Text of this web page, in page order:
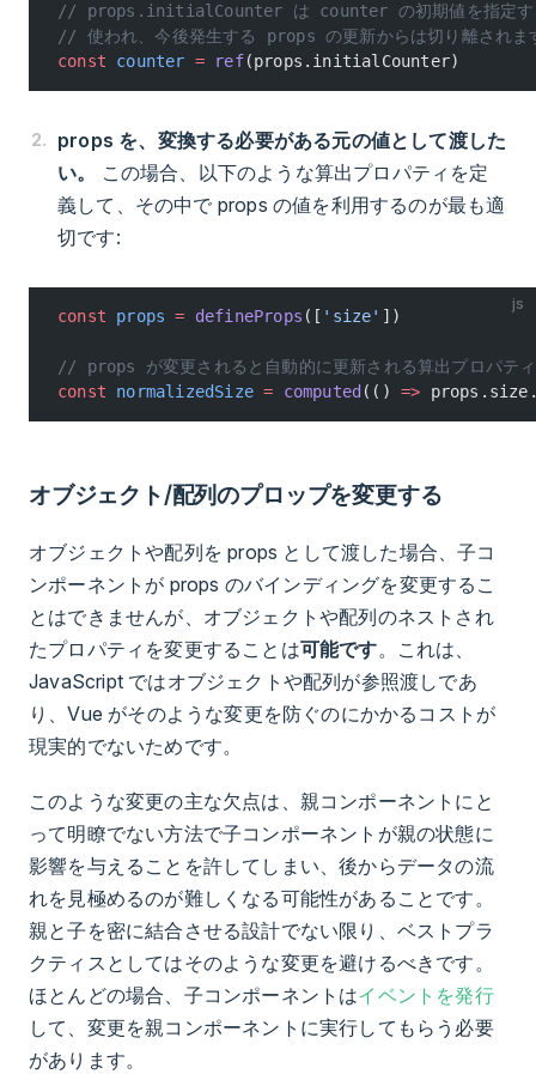
// props.initialCounter は counter の初期値を指定す
// 使われ、今後発生する props の更新からは切り離されま
const counter = ref(props.initialCounter)
props を、変換する必要がある元の値として渡した
い。
この場合、以下のような算出プロパティを定
義して、その中で props の値を利用するのが最も適
切です:
js
const props = defineProps ([ 'size' ])
// props が変更されると自動的に更新される算出プロパティ
const normalizedSize = computed (() =>
オブジェクト/配列のプロップを変更する
オブジェクトや配列を props として渡した場合、子コ
ンポーネントが props のバインディングを変更するこ
とはできませんが、オブジェクトや配列のネストされ
たプロパティを変更することは可能です。これは、
JavaScript ではオブジェクトや配列が参照渡しであ
り、Vue がそのような変更を防ぐのにかかるコストが
現実的でないためです。
このような変更の主な欠点は、親コンポーネントにと
って明瞭でない方法で子コンポーネントが親の状態に
影響を与えることを許してしまい、後からデータの流
れを見極めるのが難しくなる可能性があることです。
親と子を密に結合させる設計でない限り、ベストプラ
クティスとしてはそのような変更を避けるべきです。
ほとんどの場合、子コンポーネントはイベントを発行
して、変更を親コンポーネントに実行してもらう必要
があります。